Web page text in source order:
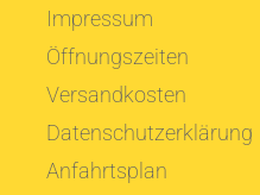
Impressum
Öffnungszeiten
Versandkosten
Datenschutzerklärung
Anfahrtsplan